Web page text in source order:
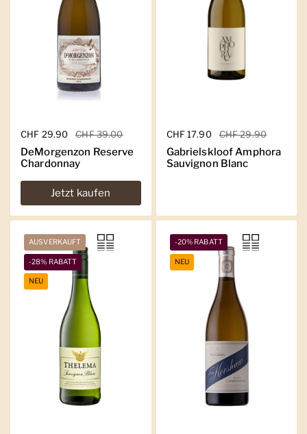
Regulärer Preis
CHF 29.90 Sale-Preis
CHF 39.00
DeMorgenzon Reserve
Chardonnay
Jetzt kaufen
Regulärer Preis
CHF 17.90 Sale-Preis
CHF 29.90
Gabrielskloof Amphora
Sauvignon Blanc
AUSVERKAUFT
-28% RABATT
NEU
-20% RABATT
NEU